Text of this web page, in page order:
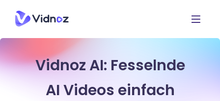
Vidnoz AI: Fesselnde
AI Videos einfach